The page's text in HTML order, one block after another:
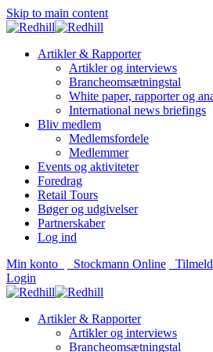
Skip to main content
Artikler & Rapporter
Artikler og interviews
Brancheomsætningstal
White paper, rapporter og
International news briefings
Bliv medlem
Medlemsfordele
Medlemmer
Events og aktiviteter
Foredrag
Retail Tours
Bøger og udgivelser
Partnerskaber
Log ind
Min konto
Stockmann Online
Login
Artikler & Rapporter
Artikler og interviews
Brancheomsætningstal